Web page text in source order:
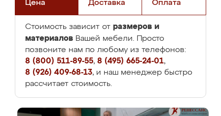
Цена Доставка Оплата
Стоимость зависит от размеров и
материалов Вашей мебели. Просто
позвоните нам по любому из телефонов:
8 (800) 511-89-55, 8 (495) 665-24-01,
8 (926) 409-68-13, и наш менеджер быстро
рассчитает стоимость.